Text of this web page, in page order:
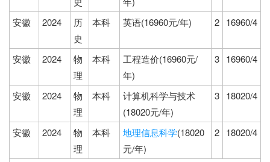
安徽 2024
历
史
本科 英语(16960元/年) 2 16960/4
安徽 2024
物
理
本科
工程造价(16960元/
年)
3 16960/4
安徽 2024
物
理
本科
计算机科学与技术
(18020元/年)
3 18020/4
安徽 2024
物
理
本科 地理信息科学(18020
元/年)
2 18020/4